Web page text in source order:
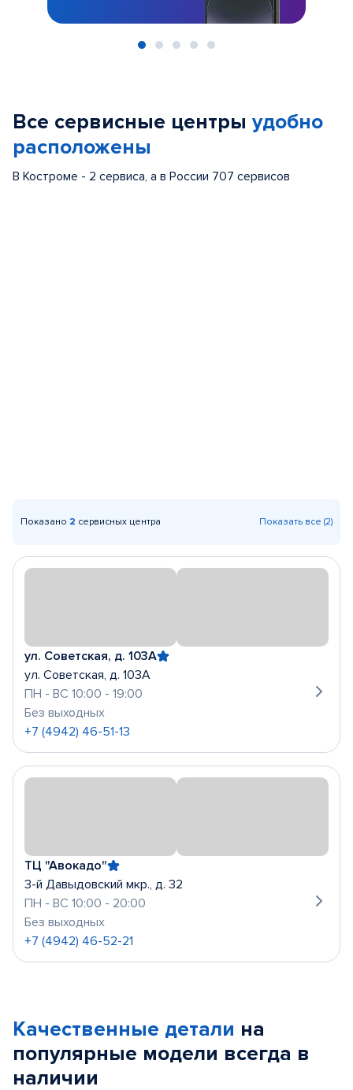
Все сервисные центры удобно
расположены
В Костроме - 2 сервиса, а в России 707 сервисов
Показано 2 сервисных центра Показать все (2)
ул. Советская, д. 103А
ул. Советская, д. 103А
ПН - ВС 10:00 - 19:00
Без выходных
+7 (4942) 46-51-13
ТЦ "Авокадо"
3-й Давыдовский мкр., д. 32
ПН - ВС 10:00 - 20:00
Без выходных
+7 (4942) 46-52-21
Качественные детали на
популярные модели всегда в
наличии